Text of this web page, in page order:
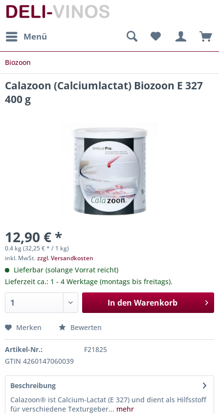
Menü
Biozoon
Calazoon (Calciumlactat) Biozoon E 327
400 g
12,90 € *
0.4 kg (32,25 € * / 1 kg)
inkl. MwSt.zzgl. Versandkosten
Lieferbar (solange Vorrat reicht)
Lieferzeit ca.: 1 - 4 Werktage (montags bis freitags).
In den Warenkorb
Merken Bewerten
Artikel-Nr.:
F21825
GTIN 4260147060039
Beschreibung
Calazoon® ist Calcium-Lactat (E 327) und dient als Hilfsstoff
für verschiedene Texturgeber... mehr